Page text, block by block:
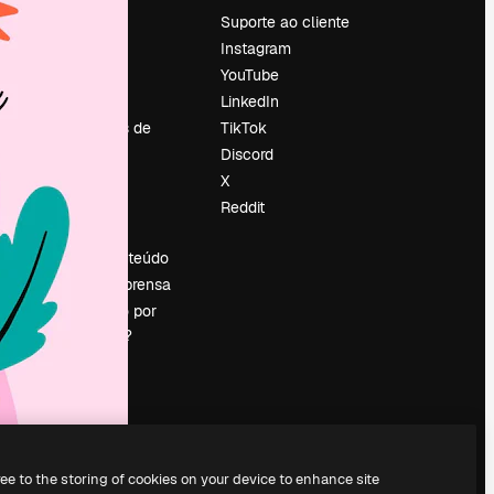
Tendências de
Eventos
Slidesgo
Vender conteúdo
Sala de imprensa
Procurando por
magnific.ai?
Suporte ao cliente
Instagram
YouTube
LinkedIn
TikTok
Discord
X
Reddit
to the storing of cookies on your device to enhance site